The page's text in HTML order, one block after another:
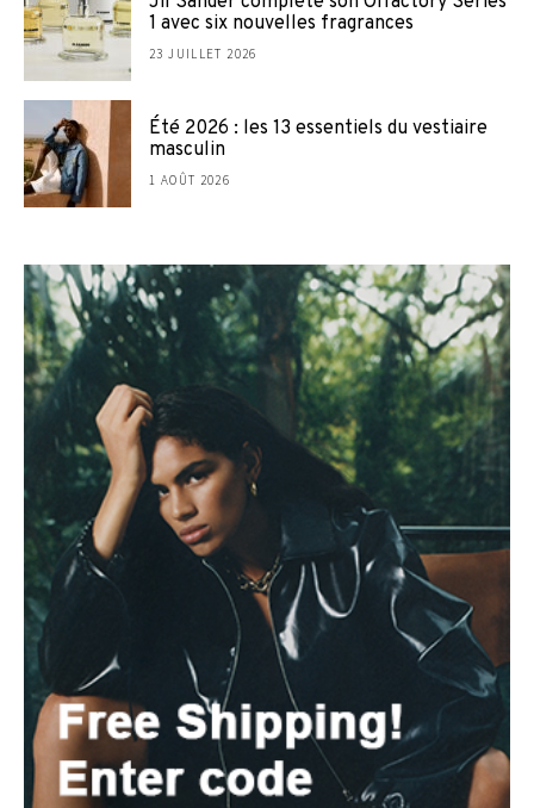
1 avec six nouvelles fragrances
23 JUILLET 2026
Été 2026 : les 13 essentiels du vestiaire
masculin
1 AOÛT 2026